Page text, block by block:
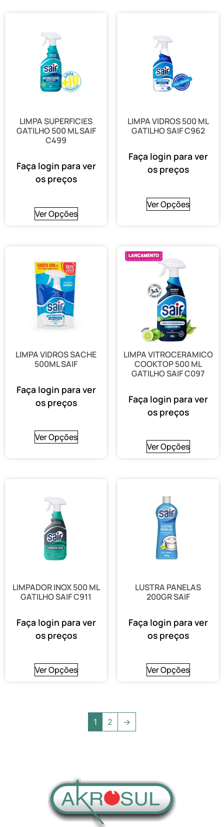
LIMPA SUPERFICIES
GATILHO 500 ML SAIF
C499
Faça login para ver
os preços
Ver Opções
LIMPA VIDROS 500 ML
GATILHO SAIF C962
Faça login para ver
os preços
Ver Opções
LIMPA VIDROS SACHE
500ML SAIF
Faça login para ver
os preços
Ver Opções
LIMPA VITROCERAMICO
COOKTOP 500 ML
GATILHO SAIF C097
Faça login para ver
os preços
Ver Opções
LIMPADOR INOX 500 ML
GATILHO SAIF C911
Faça login para ver
os preços
Ver Opções
LUSTRA PANELAS
200GR SAIF
Faça login para ver
os preços
Ver Opções
1 2 →